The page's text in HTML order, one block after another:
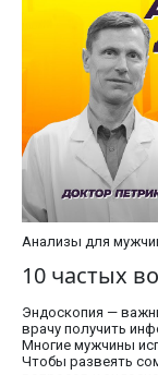
Анализы для
10 частых
Эндоскопия —
врачу получить
Многие мужчины
Чтобы развеять